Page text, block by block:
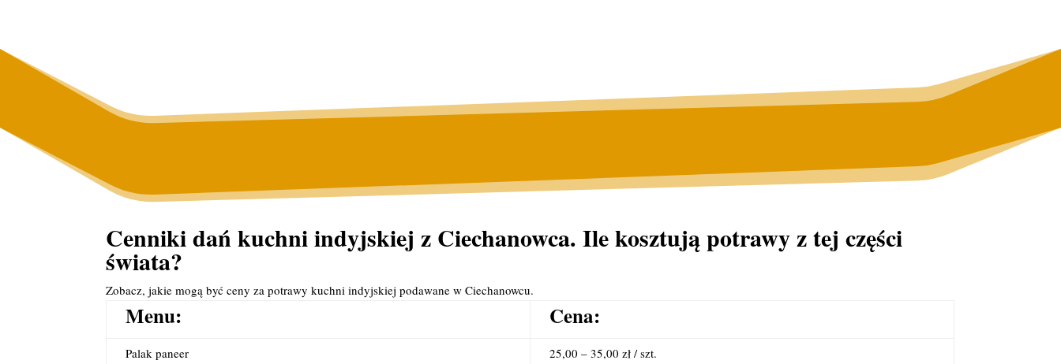
Cenniki dań kuchni indyjskiej z Ciechanowca. Ile kosztują potrawy z tej części
świata?
Zobacz, jakie mogą być ceny za potrawy kuchni indyjskiej podawane w Ciechanowcu.
Menu: Cena:
Palak paneer
25,00 – 35,00 zł / szt.